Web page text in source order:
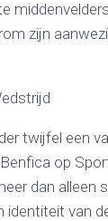
zijn
twijfel een
op
dan alleen
identiteit van